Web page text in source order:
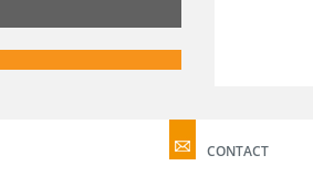
CONTACT